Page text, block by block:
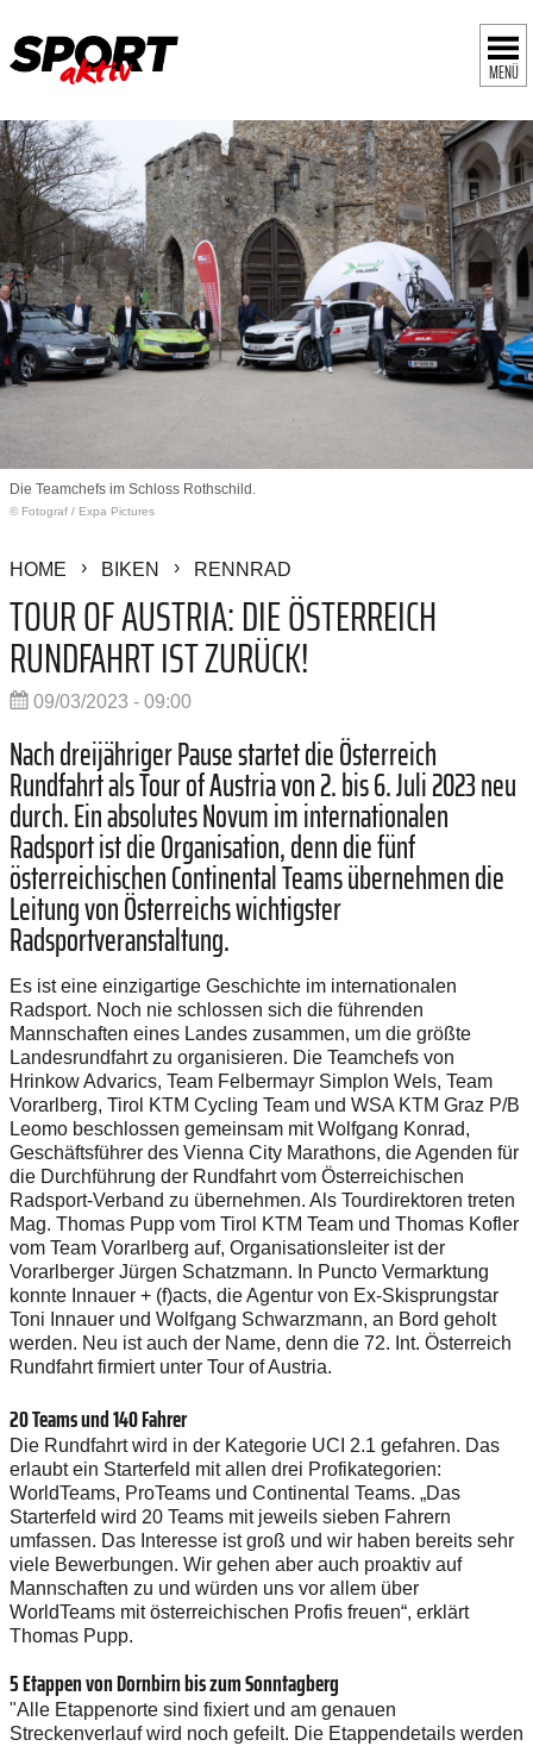
MENÜ
Die Teamchefs im Schloss Rothschild.
© Fotograf / Expa Pictures
HOME BIKEN RENNRAD
TOUR OF AUSTRIA: DIE ÖSTERREICH
RUNDFAHRT IST ZURÜCK!
09/03/2023 - 09:00
Nach dreijähriger Pause startet die Österreich
Rundfahrt als Tour of Austria von 2. bis 6. Juli 2023 neu
durch. Ein absolutes Novum im internationalen
Radsport ist die Organisation, denn die fünf
österreichischen Continental Teams übernehmen die
Leitung von Österreichs wichtigster
Radsportveranstaltung.
Es ist eine einzigartige Geschichte im internationalen
Radsport. Noch nie schlossen sich die führenden
Mannschaften eines Landes zusammen, um die größte
Landesrundfahrt zu organisieren. Die Teamchefs von
Hrinkow Advarics, Team Felbermayr Simplon Wels, Team
Vorarlberg, Tirol KTM Cycling Team und WSA KTM Graz P/B
Leomo beschlossen gemeinsam mit Wolfgang Konrad,
Geschäftsführer des Vienna City Marathons, die Agenden für
die Durchführung der Rundfahrt vom Österreichischen
Radsport-Verband zu übernehmen. Als Tourdirektoren treten
Mag. Thomas Pupp vom Tirol KTM Team und Thomas Kofler
vom Team Vorarlberg auf, Organisationsleiter ist der
Vorarlberger Jürgen Schatzmann. In Puncto Vermarktung
konnte Innauer + (f)acts, die Agentur von Ex-Skisprungstar
Toni Innauer und Wolfgang Schwarzmann, an Bord geholt
werden. Neu ist auch der Name, denn die 72. Int. Österreich
Rundfahrt firmiert unter Tour of Austria.
20 Teams und 140 Fahrer
Die Rundfahrt wird in der Kategorie UCI 2.1 gefahren. Das
erlaubt ein Starterfeld mit allen drei Profikategorien:
WorldTeams, ProTeams und Continental Teams. „Das
Starterfeld wird 20 Teams mit jeweils sieben Fahrern
umfassen. Das Interesse ist groß und wir haben bereits sehr
viele Bewerbungen. Wir gehen aber auch proaktiv auf
Mannschaften zu und würden uns vor allem über
WorldTeams mit österreichischen Profis freuen“, erklärt
Thomas Pupp.
5 Etappen von Dornbirn bis zum Sonntagberg
"Alle Etappenorte sind fixiert und am genauen
Streckenverlauf wird noch gefeilt. Die Etappendetails werden